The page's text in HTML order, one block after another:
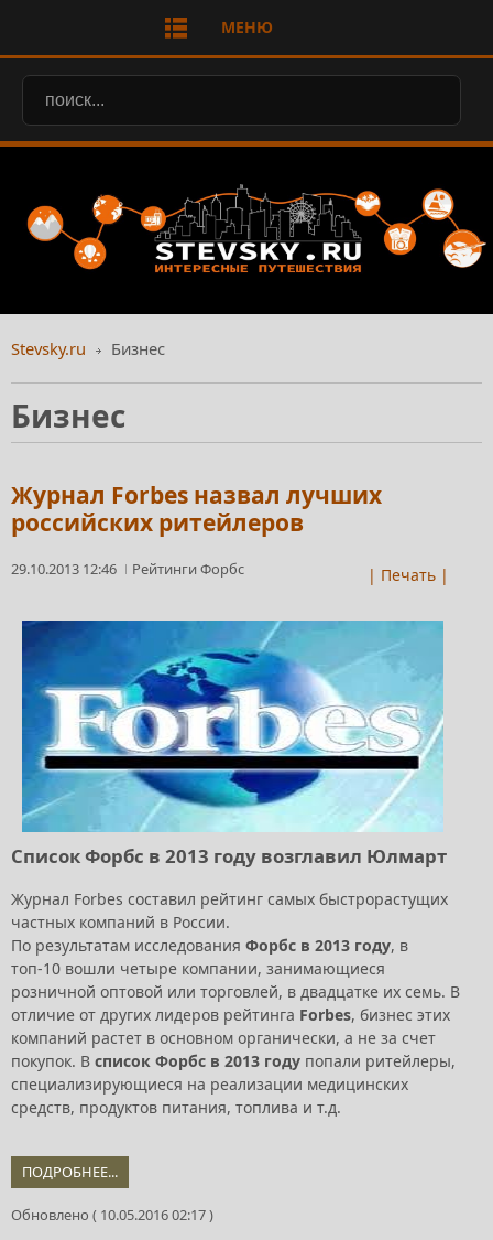
МЕНЮ
Stevsky.ru Бизнес
Бизнес
Журнал Forbes назвал лучших
российских ритейлеров
29.10.2013 12:46 Рейтинги Форбс | Печать |
Список Форбс в 2013 году возглавил Юлмарт
Журнал Forbes составил рейтинг самых быстрорастущих
частных компаний в России.
По результатам исследования Форбс в 2013 году, в
топ-10 вошли четыре компании, занимающиеся
розничной оптовой или торговлей, в двадцатке их семь. В
отличие от других лидеров рейтинга Forbes, бизнес этих
компаний растет в основном органически, а не за счет
покупок. В список Форбс в 2013 году попали ритейлеры,
специализирующиеся на реализации медицинских
средств, продуктов питания, топлива и т.д.
ПОДРОБНЕЕ...
Обновлено ( 10.05.2016 02:17 )